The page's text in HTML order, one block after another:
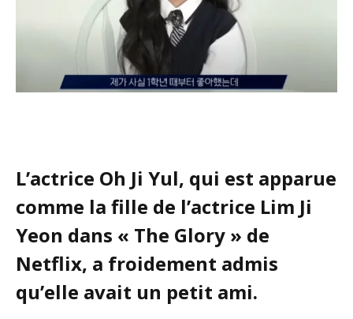
L’actrice Oh Ji Yul, qui est apparue
comme la fille de l’actrice Lim Ji
Yeon dans « The Glory » de
Netflix, a froidement admis
qu’elle avait un petit ami.